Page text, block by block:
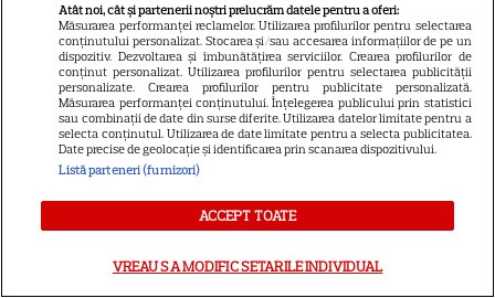
14
regizorului premiat cu Oscar
care a realizat documentarul
despre viața sa. Filmul are 232
de minute
VEDETE STRĂINE
Panther. David Jonsson preia
Boseman
Atât noi, cât și partenerii noștri prelucrăm datele pentru a oferi:
Măsurarea performanței reclamelor. Utilizarea profilurilor pentru selectarea
conținutului personalizat. Stocarea și/sau accesarea informațiilor de pe un
dispozitiv. Dezvoltarea și îmbunătățirea serviciilor. Crearea profilurilor de
conținut personalizat. Utilizarea profilurilor pentru selectarea publicității
personalizate. Crearea profilurilor pentru publicitate personalizată.
Măsurarea performanței conținutului. Înțelegerea publicului prin statistici
sau combinații de date din surse diferite. Utilizarea datelor limitate pentru a
selecta conținutul. Utilizarea de date limitate pentru a selecta publicitatea.
Date precise de geolocație și identificarea prin scanarea dispozitivului.
Listă parteneri (furnizori)
ACCEPT TOATE
VREAU SA MODIFIC SETARILE INDIVIDUAL